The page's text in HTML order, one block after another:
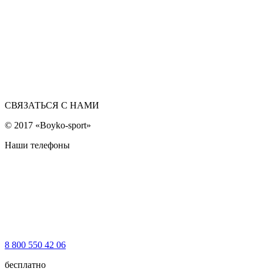
СВЯЗАТЬСЯ С НАМИ
© 2017 «Boyko-sport»
Наши телефоны
8 800 550 42 06
бесплатно